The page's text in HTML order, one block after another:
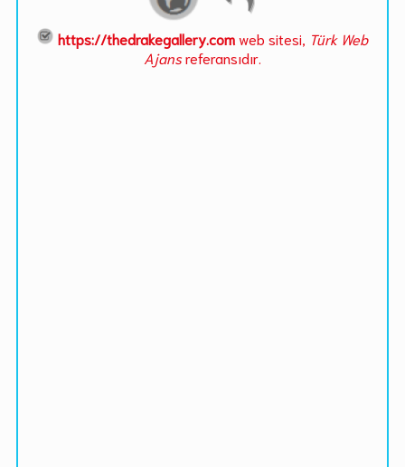
https://thedrakegallery.comweb sitesi, Türk Web
Ajansreferansıdır.